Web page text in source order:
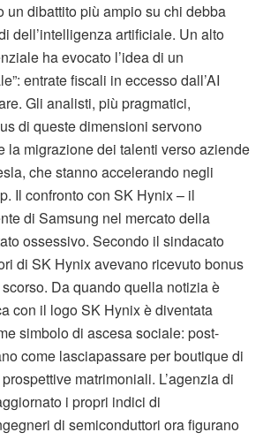
un dibattito più ampio su chi debba
dell’intelligenza artificiale. Un alto
ha evocato l’idea di un
entrate fiscali in eccesso dall’AI
Gli analisti, più pragmatici,
di queste dimensioni servono
la migrazione dei talenti verso aziende
che stanno accelerando negli
Il confronto con SK Hynix – il
di Samsung nel mercato della
ossessivo. Secondo il sindacato
di SK Hynix avevano ricevuto bonus
Da quando quella notizia è
con il logo SK Hynix è diventata
simbolo di ascesa sociale: post-
come lasciapassare per boutique di
matrimoniali. L’agenzia di
i propri indici di
di semiconduttori ora figurano